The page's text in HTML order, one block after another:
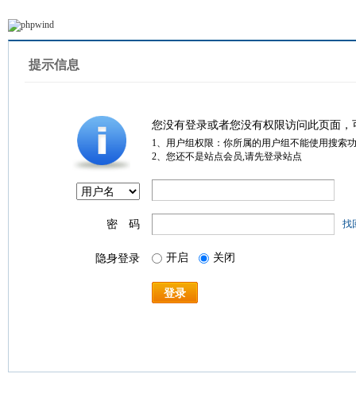
提示信息
您没有登录或者您没有权限访问此页面
1、用户组权限：你所属的用户组不能使用搜索
2、您还不是站点会员,请先登录站点
密 码 找
隐身登录 开启 关闭
登录